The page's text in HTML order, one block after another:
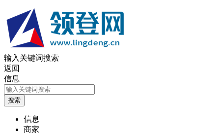
输入关键词搜索
返回
信息
信息
商家